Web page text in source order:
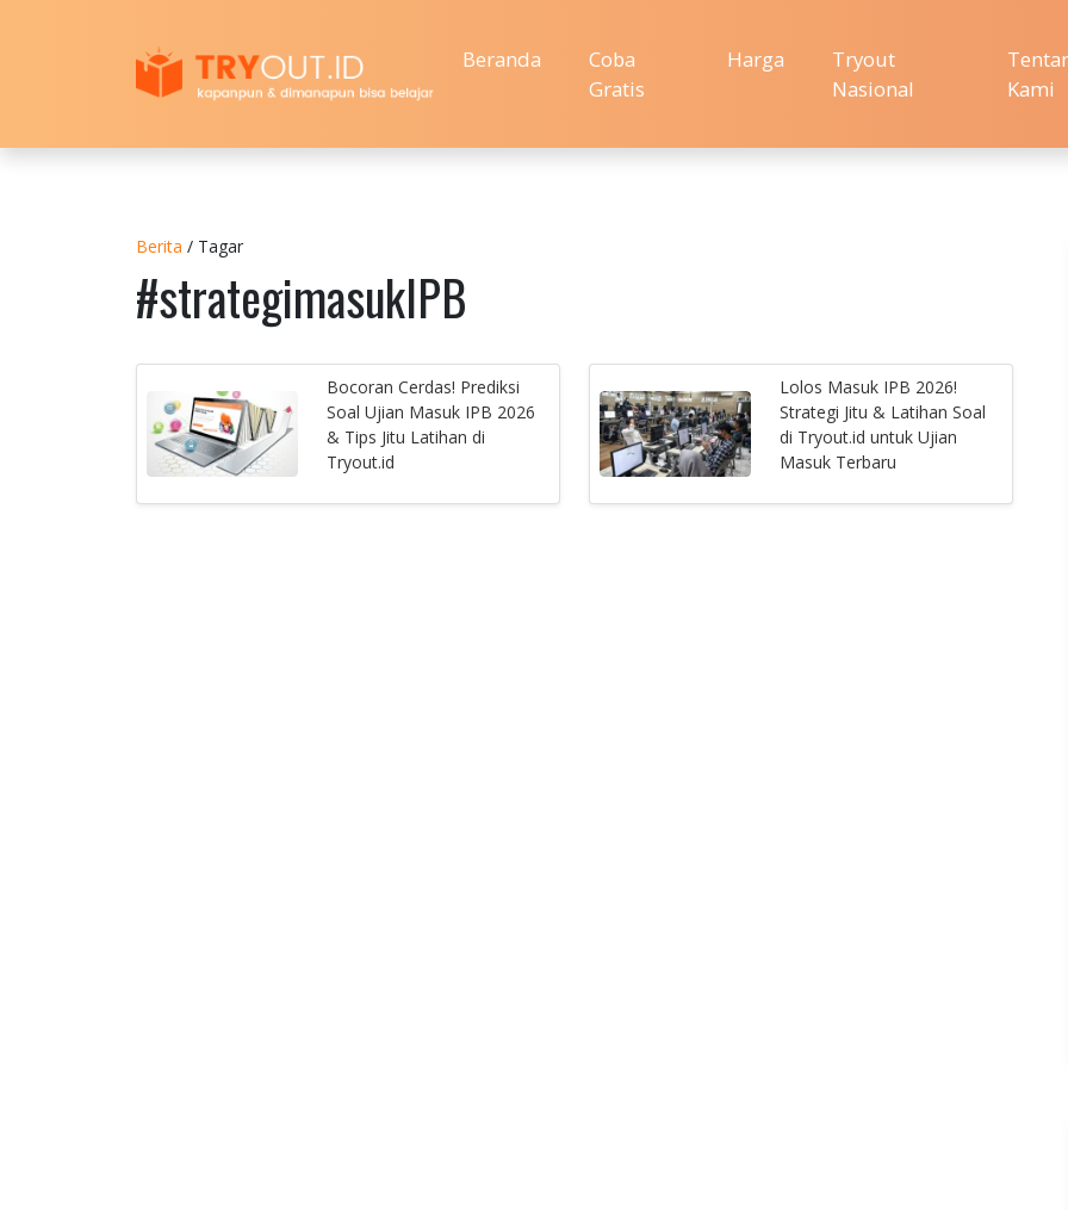
Beranda
Coba
Gratis
Harga
Tryout
Nasional
Kami
Berita / Tagar
#strategimasukIPB
Bocoran Cerdas! Prediksi
Soal Ujian Masuk IPB 2026
& Tips Jitu Latihan di
Tryout.id
Lolos Masuk IPB 2026!
Strategi Jitu & Latihan Soal
di Tryout.id untuk Ujian
Masuk Terbaru